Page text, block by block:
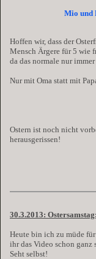
Mio und
Hoffen wir, dass der
Mensch Ärgere für 5 wie
da das normale nur
Nur mit Oma statt mit
Ostern ist noch nicht
herausgerissen!
30.3.2013:
Heute bin ich zu müde
ihr das Video schon ganz
Seht selbst!